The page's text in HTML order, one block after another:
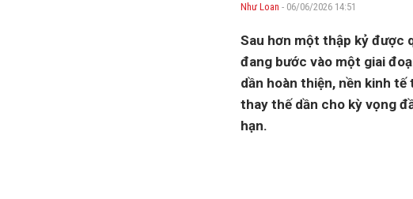
Như Loan - 06/06/2026 14:51
Sau hơn một thập kỷ được
đang bước vào một giai
dần hoàn thiện, nền kinh
thay thế dần cho kỳ vọng
hạn.